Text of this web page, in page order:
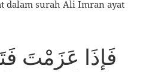
dalam surah Ali Imran ayat
فَإِذَا عَزَمْتَ